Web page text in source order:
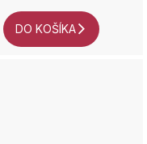
DO KOŠÍKA